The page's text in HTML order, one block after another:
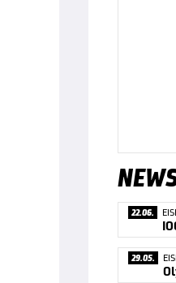
22.06.
29.05.